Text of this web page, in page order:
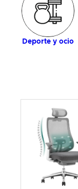
Deporte y ocio